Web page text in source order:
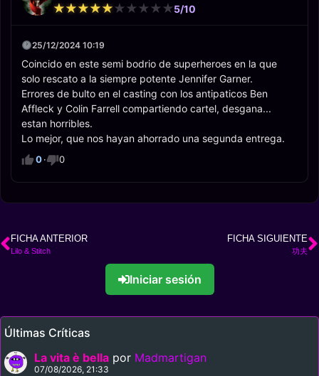
★
★★
★★
★★
★★
★★
★★
★★
★★
★★
★5/10
25/12/2024 10:19
Coincido en este semi bodrio de superheroes en la que
solo rescato a la siempre potente Jennifer Garner.
Errores de bulto en el casting con los antipaticos Ben
Affleck y Colin Farrell compartiendo cartel, desgana...
estan horribles.
Lo mejor, que nos hayan ahorrado una segunda entrega.
0· 0
FICHA ANTERIOR
Lilo & Stitch
FICHA SIGUIENTE
功夫
Iniciar sesión
Últimas Críticas
La vita è bella por Madmartigan
07/08/2026, 21:33